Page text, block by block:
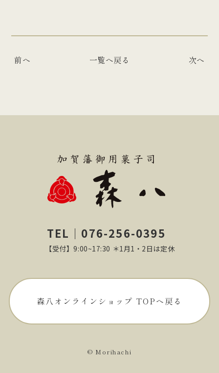
前へ 一覧へ戻る 次へ
TEL｜076-256-0395
【受付】9:00~17:30 ＊1月1・2日は定休
森八オンラインショップ TOPへ戻る
© Morihachi